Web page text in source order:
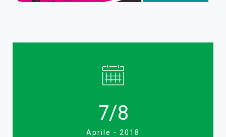
7/8
Aprile - 2018